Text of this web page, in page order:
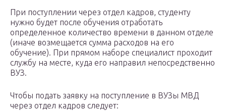
При поступлении через отдел кадров, студенту
нужно будет после обучения отработать
определенное количество времени в данном отделе
(иначе возмещается сумма расходов на его
обучение). При прямом наборе специалист проходит
службу на месте, куда его направил непосредственно
ВУЗ.
Чтобы подать заявку на поступление в ВУЗы МВД
через отдел кадров следует: